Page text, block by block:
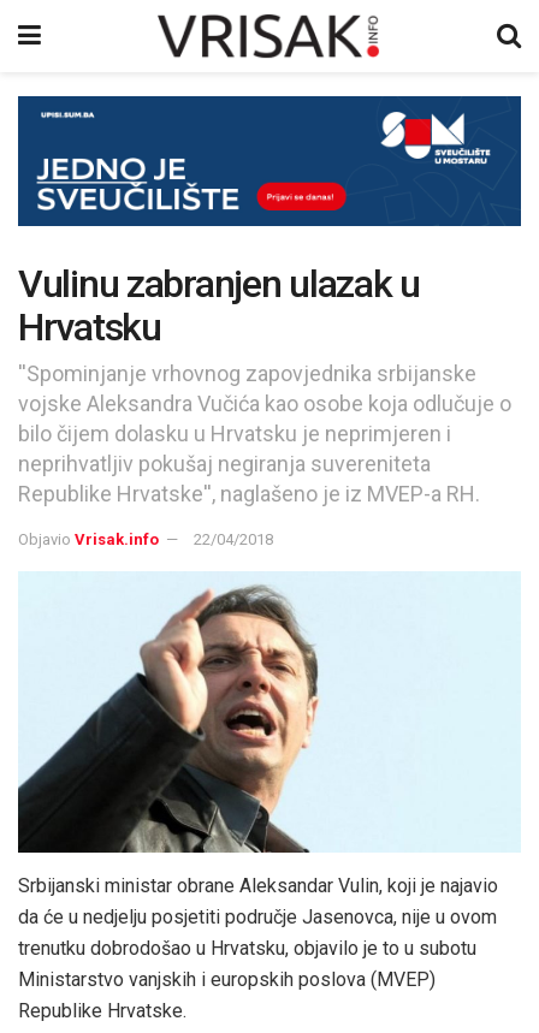
Vulinu zabranjen ulazak u
Hrvatsku
''Spominjanje vrhovnog zapovjednika srbijanske
vojske Aleksandra Vučića kao osobe koja odlučuje o
bilo čijem dolasku u Hrvatsku je neprimjeren i
neprihvatljiv pokušaj negiranja suvereniteta
Republike Hrvatske'', naglašeno je iz MVEP-a RH.
Objavio Vrisak.info 22/04/2018
Srbijanski ministar obrane Aleksandar Vulin, koji je najavio
da će u nedjelju posjetiti područje Jasenovca, nije u ovom
trenutku dobrodošao u Hrvatsku, objavilo je to u subotu
Ministarstvo vanjskih i europskih poslova (MVEP)
Republike Hrvatske.